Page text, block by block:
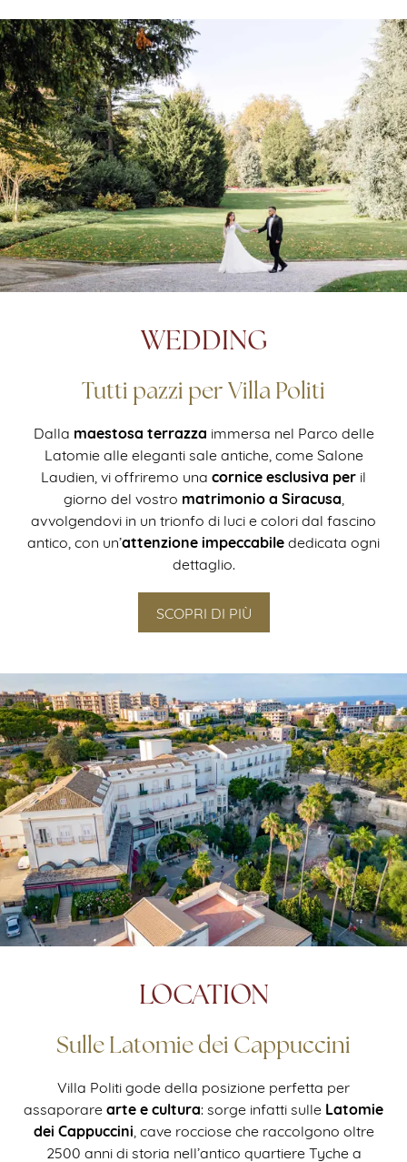
WEDDING
Tutti pazzi per Villa Politi
Dalla maestosa terrazza immersa nel Parco delle
Latomie alle eleganti sale antiche, come Salone
Laudien, vi offriremo una cornice esclusiva per il
giorno del vostro matrimonio a Siracusa
avvolgendovi in un trionfo di luci e colori dal fascino
antico, con un’attenzione impeccabilededicata ogni
dettaglio.
SCOPRI DI PIÙ
LOCATION
Sulle Latomie dei Cappuccini
Villa Politi gode della posizione perfetta per
assaporarearte e cultura: sorge infatti sulle Latomie
dei Cappuccini , cave rocciose che raccolgono oltre
2500 anni di storia nell’antico quartiere Tyche a